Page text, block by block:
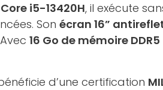
i5-13420H, il exécute
Son écran 16”
16 Go de mémoire DDR5
d’une certification